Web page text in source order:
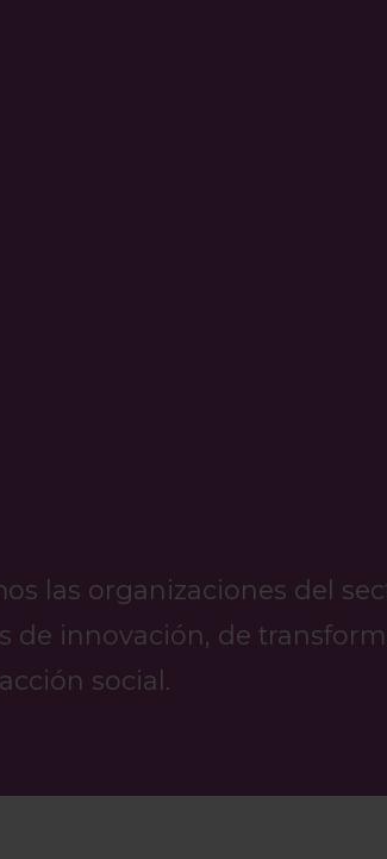
las organizaciones del
de innovación, de
social.